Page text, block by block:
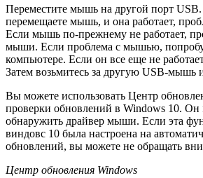
Переместите мышь на другой порт
перемещаете мышь, и она работает,
Если мышь по-прежнему не работает,
мыши. Если проблема с мышью,
компьютере. Если он все еще не
Затем возьмитесь за другую USB-мышь
Вы можете использовать Центр
проверки обновлений в Windows 10. Он
обнаружить драйвер мыши. Если эта
виндовс 10 была настроена на
обновлений, вы можете не обращать
Центр обновления Windows